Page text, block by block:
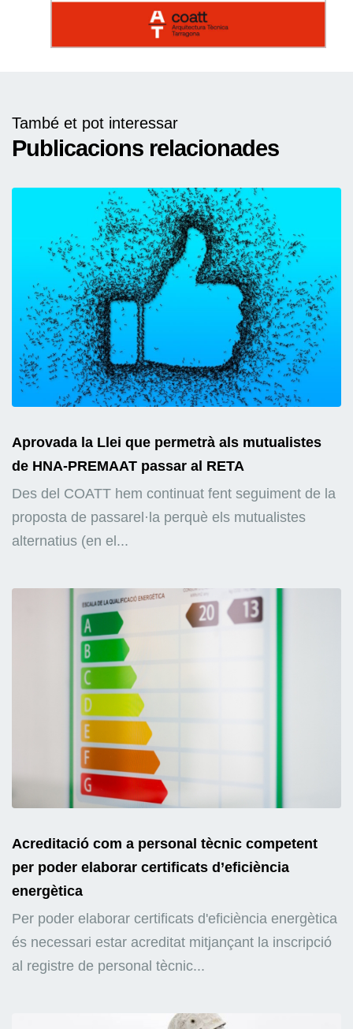
També et pot interessar
Publicacions relacionades
Aprovada la Llei que permetrà als mutualistes
de HNA-PREMAAT passar al RETA
Des del COATT hem continuat fent seguiment de la
proposta de passarel·la perquè els mutualistes
alternatius (en el...
Acreditació com a personal tècnic competent
per poder elaborar certificats d’eficiència
energètica
Per poder elaborar certificats d'eficiència energètica
és necessari estar acreditat mitjançant la inscripció
al registre de personal tècnic...